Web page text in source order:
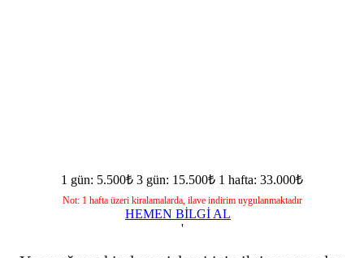
1 gün: 5.500₺ 3 gün: 15.500₺ 1 hafta: 33.000₺
Not: 1 hafta üzeri kiralamalarda, ilave indirim uygulanmaktadır
HEMEN BİLGİ AL
'